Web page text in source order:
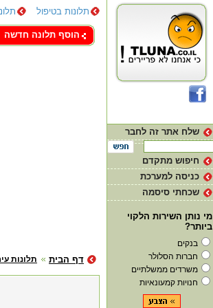
תלונות בטיפול
צור קשר
הוסף תלונה חדשה
תלונות דף הבית
שלח אתר זה לחבר
חיפוש מתקדם
כניסה למערכת
שכחתי סיסמה
מי נותן השירות הלקוי
ביותר?
בנקים
חברות הסלולר
משרדים ממשלתיים
חנויות קמעונאיות